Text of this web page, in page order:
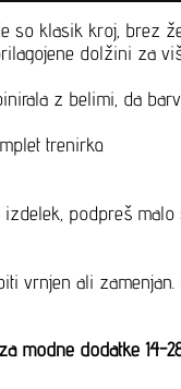
so klasik kroj, brez
dolžini za
z belimi, da
trenirko.
podpreš
vrnjen ali
modne dodatke 14-